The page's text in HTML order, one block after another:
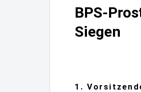
BPS-
Siegen
1.